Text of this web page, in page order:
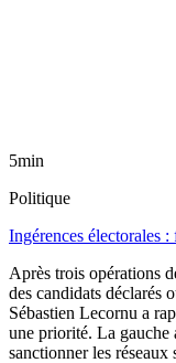
5min
Politique
Ingérences électorales
Après trois opérations
des candidats déclarés
Sébastien Lecornu a
une priorité. La gauche
sanctionner les